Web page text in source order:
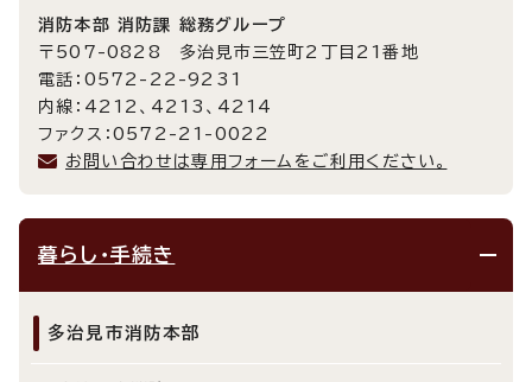
消防本部 消防課 総務グループ
〒507-0828 多治見市三笠町2丁目21番地
電話：0572-22-9231
内線：4212、4213、4214
ファクス：0572-21-0022
お問い合わせは専用フォームをご利用ください。
暮らし・手続き
多治見市消防本部